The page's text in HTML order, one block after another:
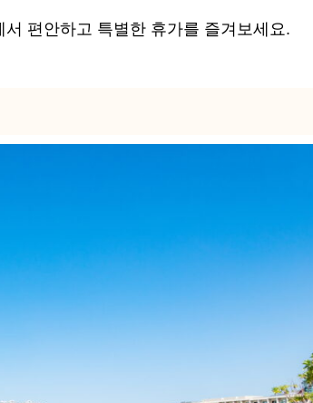
편안하고 특별한 휴가를 즐겨보세요.